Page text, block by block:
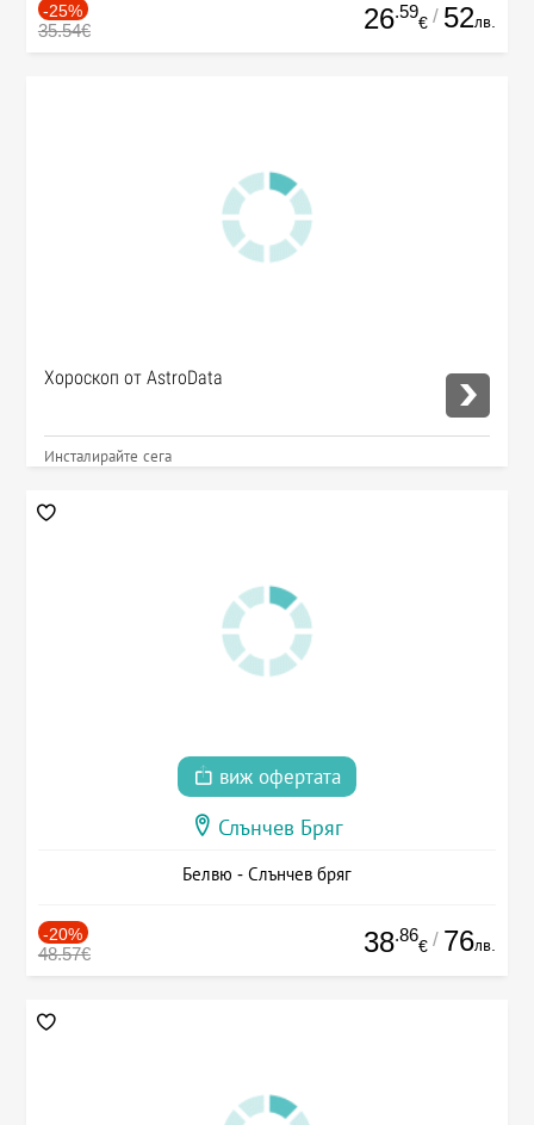
-25%
35.54€ 26.59
€ / 52лв.
Хороскоп от AstroData
Инсталирайте сега
виж офертата
Слънчев Бряг
Белвю - Слънчев бряг
-20%
48.57€ 38.86
€ / 76лв.